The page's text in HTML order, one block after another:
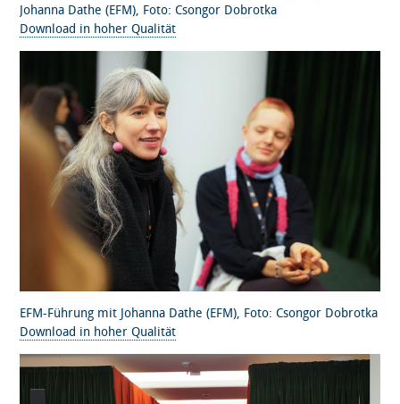
Johanna Dathe (EFM), Foto: Csongor Dobrotka
Download in hoher Qualität
EFM-Führung mit Johanna Dathe (EFM), Foto: Csongor Dobrotka
Download in hoher Qualität